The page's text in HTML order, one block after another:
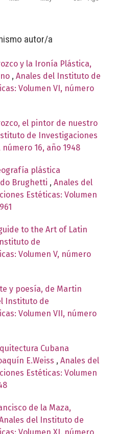
autor/a
y la Ironía Plástica,
, Anales del Instituto de
Volumen VI, número
el pintor de nuestro
de Investigaciones
número 16, año 1948
plástica
Brughetti , Anales del
Estéticas: Volumen
to the Art of Latin
de
Volumen V, número
y poesía, de Martin
Instituto de
Volumen VII, número
Cubana
E.Weiss , Anales del
Estéticas: Volumen
de la Maza,
del Instituto de
Volumen XI, número